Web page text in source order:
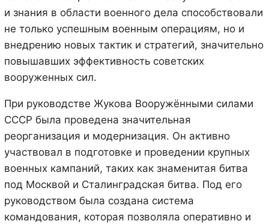
и знания в области военного дела способствовали
не только успешным военным операциям, но и
внедрению новых тактик и стратегий, значительно
повышавших эффективность советских
вооруженных сил.
При руководстве Жукова Вооружёнными силами
СССР была проведена значительная
реорганизация и модернизация. Он активно
участвовал в подготовке и проведении крупных
военных кампаний, таких как знаменитая битва
под Москвой и Сталинградская битва. Под его
руководством была создана система
командования, которая позволяла оперативно и